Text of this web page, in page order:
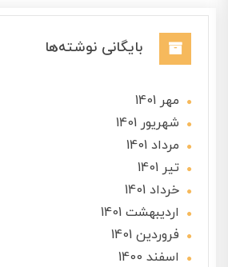
بایگانی نوشته‌ها
مهر 1401
شهریور 1401
مرداد 1401
تير 1401
خرداد 1401
ارديبهشت 1401
فروردین 1401
اسفند 1400